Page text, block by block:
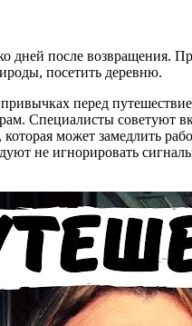
после возвращения.
посетить деревню.
перед
Специалисты советуют
может замедлить
не игнорировать